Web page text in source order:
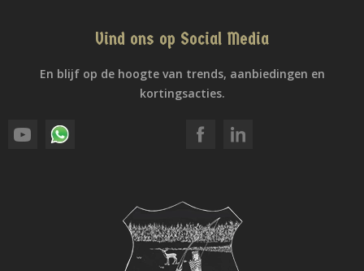
Vind ons op Social Media
En blijf op de hoogte van trends, aanbiedingen en
kortingsacties.